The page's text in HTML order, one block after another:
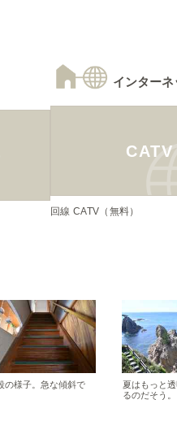
インターネ
CATV
回線 CATV（無料）
の様子。急な傾斜で
夏はもっと
るのだそう。